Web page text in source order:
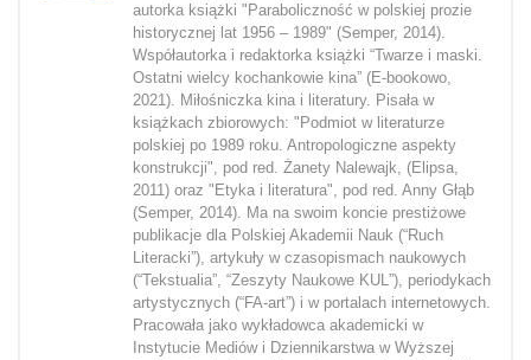
autorka książki "Paraboliczność w polskiej prozie
historycznej lat 1956 – 1989" (Semper, 2014).
Współautorka i redaktorka książki “Twarze i maski.
Ostatni wielcy kochankowie kina” (E-bookowo,
2021). Miłośniczka kina i literatury. Pisała w
książkach zbiorowych: "Podmiot w literaturze
polskiej po 1989 roku. Antropologiczne aspekty
konstrukcji", pod red. Żanety Nalewajk, (Elipsa,
2011) oraz "Etyka i literatura", pod red. Anny Głąb
(Semper, 2014). Ma na swoim koncie prestiżowe
publikacje dla Polskiej Akademii Nauk (“Ruch
Literacki”), artykuły w czasopismach naukowych
(“Tekstualia”, “Zeszyty Naukowe KUL”), periodykach
artystycznych (“FA-art”) i w portalach internetowych.
Pracowała jako wykładowca akademicki w
Instytucie Mediów i Dziennikarstwa w Wyższej